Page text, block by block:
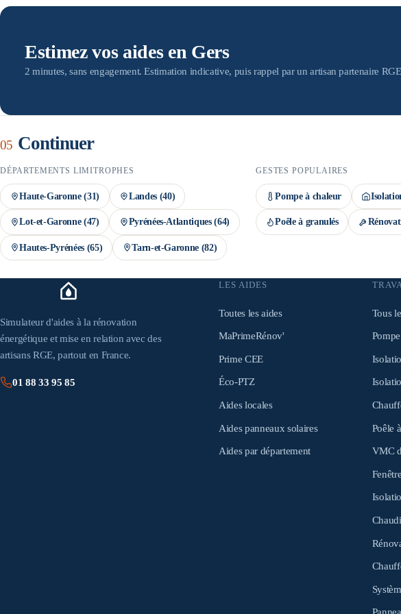
montant définitif n'est confirmé qu'après instruction du dossier.
Estimez vos aides en Gers
2 minutes, sans engagement. Estimation indicative, puis rappel par un artisan partenaire
05 Continuer
DÉPARTEMENTS LIMITROPHES
Haute-Garonne(31) Landes(40)
Lot-et-Garonne(47) Pyrénées-Atlantiques(64)
Hautes-Pyrénées (65) Tarn-et-Garonne (82)
GESTES POPULAIRES
Pompe à chaleur
Poêle à granulés
Simulateur d'aides à la rénovation
énergétique et mise en relation avec des
artisans RGE, partout en France.
01 88 33 95 85
LES AIDES
Toutes les aides
MaPrimeRénov'
Prime CEE
Éco-PTZ
Aides locales
Aides panneaux solaires
Aides par département
Tous
Poêle
VMC